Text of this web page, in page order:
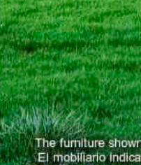
NIEUWBOUW